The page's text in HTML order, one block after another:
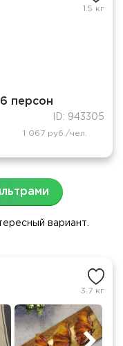
1.5 кг
персон
ID: 943305
1 067 руб./чел.
вариант.
3.7 кг